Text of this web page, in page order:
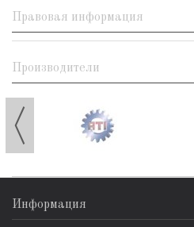
Правовая информация
Производители
Информация